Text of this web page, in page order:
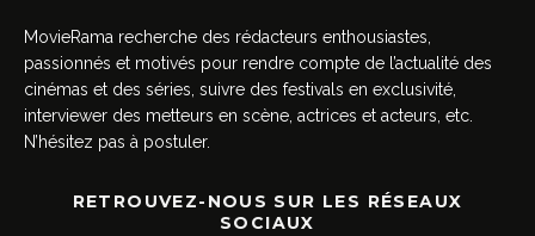
MovieRama recherche des rédacteurs enthousiastes,
passionnés et motivés pour rendre compte de l’actualité des
cinémas et des séries, suivre des festivals en exclusivité,
interviewer des metteurs en scène, actrices et acteurs, etc.
N’hésitez pas à postuler.
RETROUVEZ-NOUS SUR LES RÉSEAUX
SOCIAUX